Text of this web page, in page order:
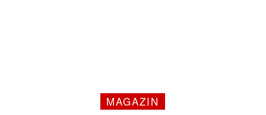
MAGAZIN